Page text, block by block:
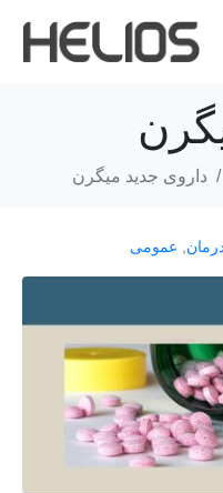
داروی جدید میگرن
عمومی